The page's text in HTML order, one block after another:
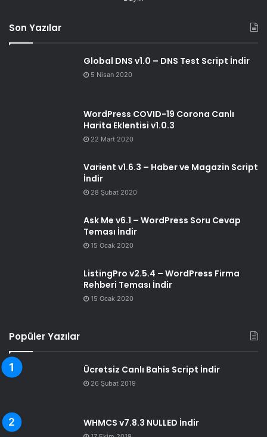
Son Yazılar
Global DNS v1.0 – DNS Test Script İndir
5 Nisan 2020
WordPress COVID-19 Corona Canlı
Harita Eklentisi v1.0.3
22 Mart 2020
Varient v1.6.3 – Haber ve Magazin Script
İndir
28 Şubat 2020
Ask Me v6.1 – WordPress Soru Cevap
Teması İndir
15 Ocak 2020
ListingPro v2.5.4 – WordPress Firma
Rehberi Teması İndir
15 Ocak 2020
Popüler Yazılar
Ücretsiz Canlı Bahis Script İndir
26 Şubat 2019
WHMCS v7.8.3 NULLED İndir